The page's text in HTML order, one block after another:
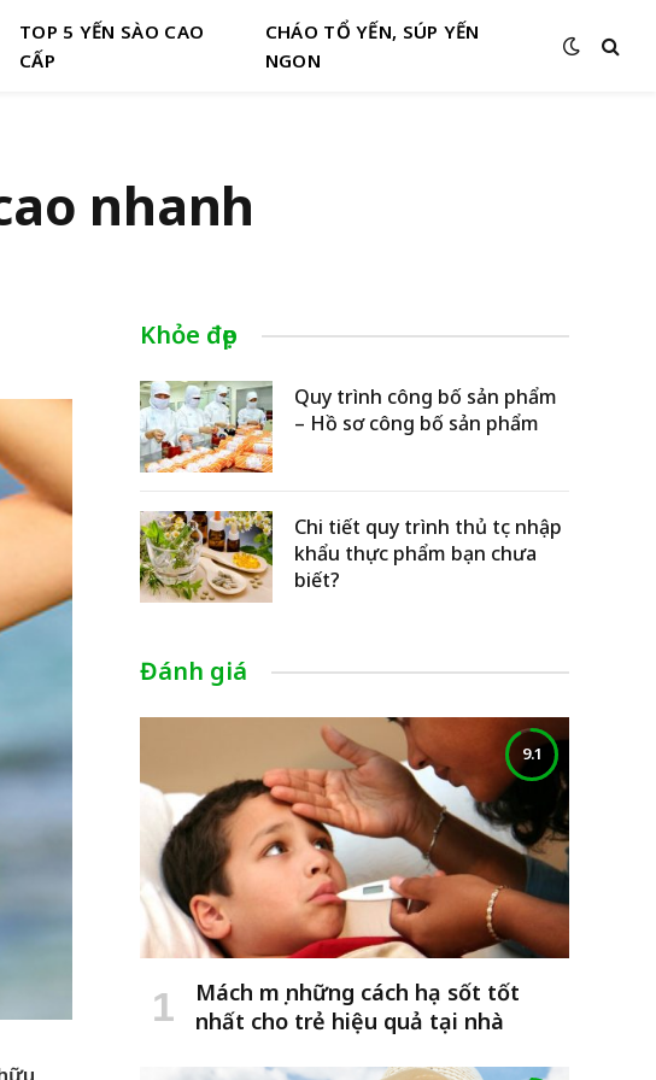
TOP 5 YẾN SÀO CAO
CẤP
CHÁO TỔ YẾN, SÚP YẾN
NGON
nhanh
Khỏe đẹp
Quy trình công bố sản phẩm
– Hồ sơ công bố sản phẩm
Chi tiết quy trình thủ tục nhập
khẩu thực phẩm bạn chưa
biết?
Đánh giá
9.1
Mách mẹ những cách hạ sốt tốt
nhất cho trẻ hiệu quả tại nhà